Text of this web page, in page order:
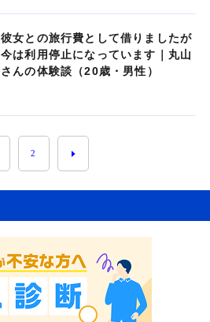
彼女との旅行費として借りましたが
今は利用停止になっています｜丸山
さんの体験談（20歳・男性）
2